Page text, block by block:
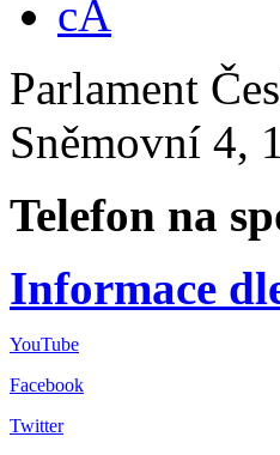
Parlament
Sněmovní 4,
Telefon na
Informace
YouTube
Facebook
Twitter